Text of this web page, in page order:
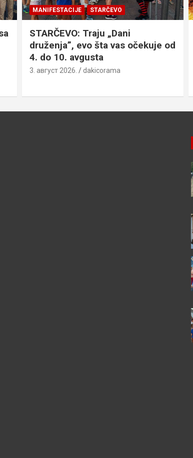
MANIFESTACIJE STARČEVO
STARČEVO: Traju „Dani
druženja”, evo šta vas očekuje od
4. do 10. avgusta
3. август 2026. dakicorama